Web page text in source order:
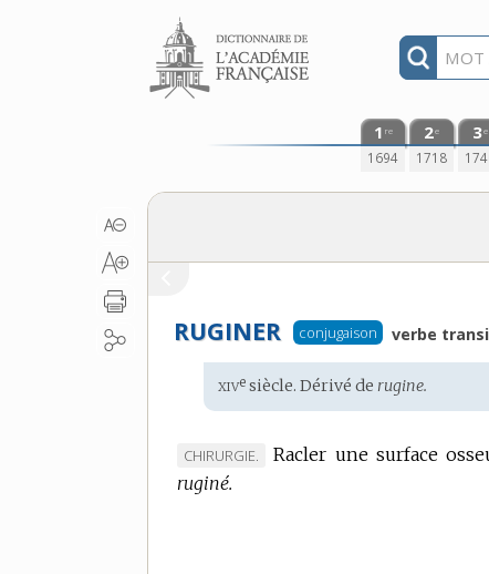
Aller au contenu
1 re
1694
2e
1718
3e
RUGINER conjugaison verbe
Étymologie
:
xive siècle. Dérivé derugine.
MARQUE
DE
CHIRURGIE. Racler une surface
ruginé.